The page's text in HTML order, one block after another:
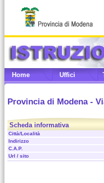
Home Uffici
Provincia di Modena -
Scheda informativa
Città/Località
Indirizzo
C.A.P.
Url / sito